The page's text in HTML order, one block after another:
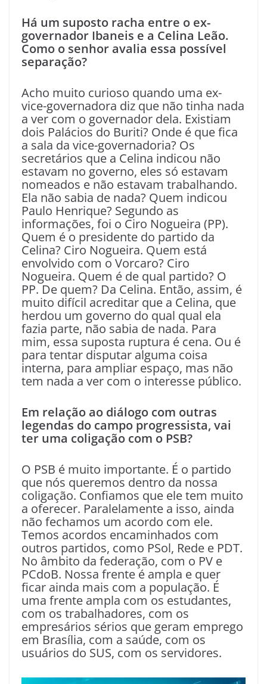
Há um suposto racha entre o ex-
governador Ibaneis e a Celina Leão.
Como o senhor avalia essa possível
separação?
Acho muito curioso quando uma ex-
vice-governadora diz que não tinha nada
a ver com o governador dela. Existiam
dois Palácios do Buriti? Onde é que fica
a sala da vice-governadoria? Os
secretários que a Celina indicou não
estavam no governo, eles só estavam
nomeados e não estavam trabalhando.
Ela não sabia de nada? Quem indicou
Paulo Henrique? Segundo as
informações, foi o Ciro Nogueira (PP).
Quem é o presidente do partido da
Celina? Ciro Nogueira. Quem está
envolvido com o Vorcaro? Ciro
Nogueira. Quem é de qual partido? O
PP. De quem? Da Celina. Então, assim, é
muito difícil acreditar que a Celina, que
herdou um governo do qual qual ela
fazia parte, não sabia de nada. Para
mim, essa suposta ruptura é cena. Ou é
para tentar disputar alguma coisa
interna, para ampliar espaço, mas não
tem nada a ver com o interesse público.
Em relação ao diálogo com outras
legendas do campo progressista, vai
ter uma coligação com o PSB?
O PSB é muito importante. É o partido
que nós queremos dentro da nossa
coligação. Confiamos que ele tem muito
a oferecer. Paralelamente a isso, ainda
não fechamos um acordo com ele.
Temos acordos encaminhados com
outros partidos, como PSol, Rede e PDT.
No âmbito da federação, com o PV e
PCdoB. Nossa frente é ampla e quer
ficar ainda mais com a população. É
uma frente ampla com os estudantes,
com os trabalhadores, com os
empresários sérios que geram emprego
em Brasília, com a saúde, com os
usuários do SUS, com os servidores.